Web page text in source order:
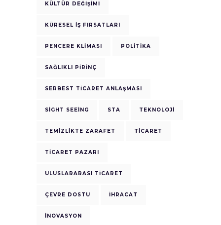
KÜLTÜR DEĞIŞIMI
KÜRESEL İŞ FIRSATLARI
PENCERE KLIMASI POLITIKA
SAĞLIKLI PIRINÇ
SERBEST TICARET ANLAŞMASI
SIGHT SEEING STA TEKNOLOJI
TEMIZLIKTE ZARAFET TICARET
TICARET PAZARI
ULUSLARARASI TICARET
ÇEVRE DOSTU İHRACAT
İNOVASYON